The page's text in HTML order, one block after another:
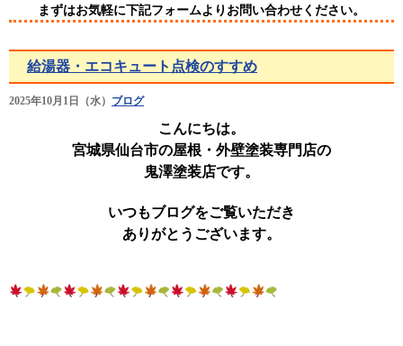
まずはお気軽に下記フォームよりお問い合わせください。
給湯器・エコキュート点検のすすめ
2025年10月1日（水） ブログ
こんにちは。
宮城県仙台市の屋根・外壁塗装専門店の
鬼澤塗装店です。
いつもブログをご覧いただき
ありがとうございます。